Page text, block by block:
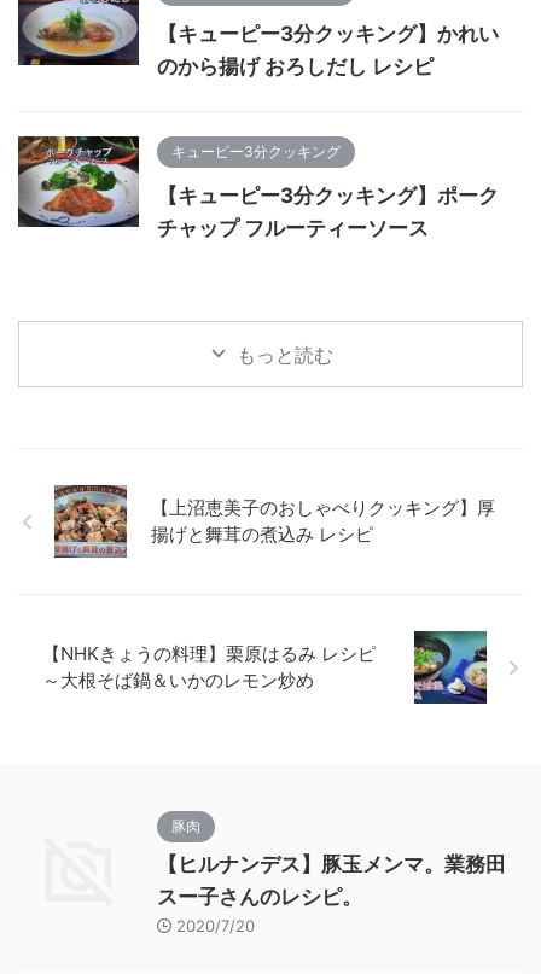
【キューピー3分クッキング】かれい
のから揚げ おろしだし レシピ
キューピー3分クッキング
【キューピー3分クッキング】ポーク
チャップ フルーティーソース
もっと読む
【上沼恵美子のおしゃべりクッキング】厚
揚げと舞茸の煮込み レシピ
【NHKきょうの料理】栗原はるみ レシピ
～大根そば鍋＆いかのレモン炒め
豚肉
【ヒルナンデス】豚玉メンマ。業務田
スー子さんのレシピ。
2020/7/20